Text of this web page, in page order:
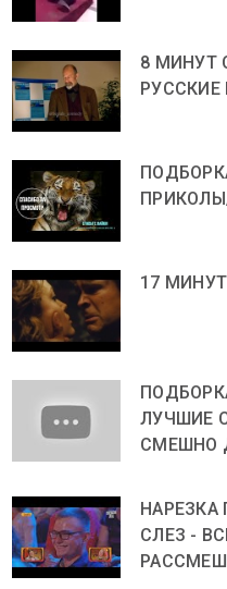
8 МИНУТ
17
ЛУЧШИЕ
СМЕШНО
СЛЕЗ -